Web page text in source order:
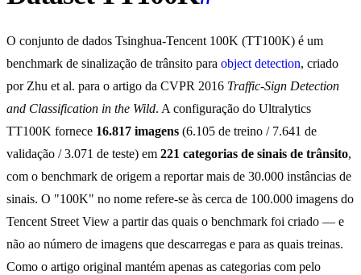
O conjunto de dados Tsinghua-Tencent 100K (TT100K) é um
benchmark de sinalização de trânsito para object detection, criado
por Zhu et al. para o artigo da CVPR 2016 Traffic-Sign Detection
and Classification in the Wild. A configuração do Ultralytics
TT100K fornece 16.817 imagens (6.105 de treino / 7.641 de
validação / 3.071 de teste) em 221 categorias de sinais de trânsito,
com o benchmark de origem a reportar mais de 30.000 instâncias de
sinais. O "100K" no nome refere-se às cerca de 100.000 imagens do
Tencent Street View a partir das quais o benchmark foi criado — e
não ao número de imagens que descarregas e para as quais treinas.
Como o artigo original mantém apenas as categorias com pelo